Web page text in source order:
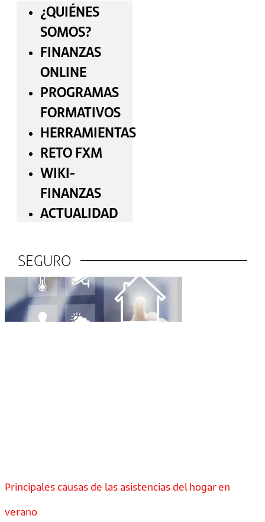
¿QUIÉNES
SOMOS?
FINANZAS
ONLINE
PROGRAMAS
FORMATIVOS
HERRAMIENTAS
RETO FXM
WIKI-
FINANZAS
ACTUALIDAD
SEGURO
Principales causas de las asistencias del hogar en
verano